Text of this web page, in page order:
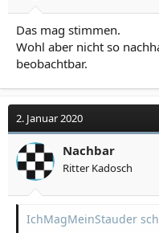
Das mag stimmen.
Wohl aber nicht so
beobachtbar.
2. Januar 2020
Nachbar
Ritter Kadosch
IchMagMeinStauder